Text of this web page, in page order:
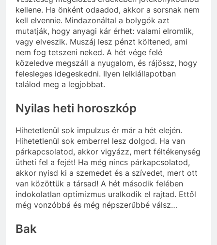
kellene. Ha önként odaadod, akkor a sorsnak nem
kell elvennie. Mindazonáltal a bolygók azt
mutatják, hogy anyagi kár érhet: valami elromlik,
vagy elveszik. Muszáj lesz pénzt költened, ami
nem fog tetszeni neked. A hét vége felé
közeledve megszáll a nyugalom, és rájössz, hogy
felesleges idegeskedni. Ilyen lelkiállapotban
találod meg a legjobbat.
Nyilas heti horoszkóp
Hihetetlenül sok impulzus ér már a hét elején.
Hihetetlenül sok emberrel lesz dolgod. Ha van
párkapcsolatod, akkor vigyázz, mert féltékenység
ütheti fel a fejét! Ha még nincs párkapcsolatod,
akkor nyisd ki a szemedet és a szívedet, mert ott
van közöttük a társad! A hét második felében
indokolatlan optimizmus uralkodik el rajtad. Ettől
még vonzóbbá és még népszerűbbé válsz…
Bak